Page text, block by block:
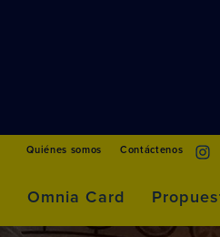
Quiénes somos Contáctenos
Omnia Card